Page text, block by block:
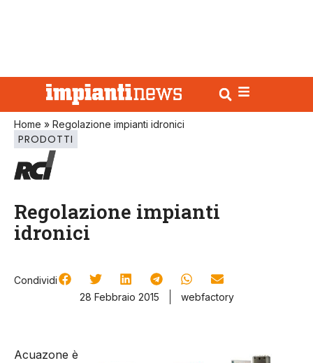
Home » Regolazione impianti idronici
PRODOTTI
Regolazione impianti
idronici
Condividi
28 Febbraio 2015
webfactory
Acuazone è